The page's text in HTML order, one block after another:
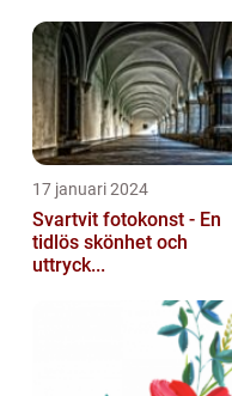
17 januari 2024
Svartvit fotokonst - En
tidlös skönhet och
uttryck...